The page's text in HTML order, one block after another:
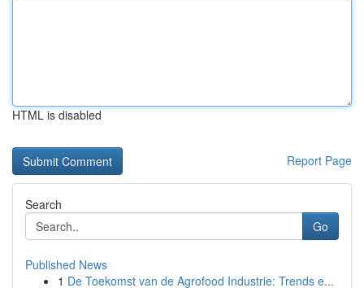
HTML is disabled
Report Page
Search
Go
Published News
1 De Toekomst van de Agrofood Industrie: Trends e...